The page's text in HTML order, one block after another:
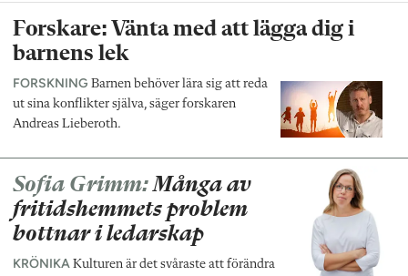
Forskare: Vänta med att lägga dig i
barnens lek
FORSKNING Barnen behöver lära sig att reda
ut sina konflikter själva, säger forskaren
Andreas Lieberoth.
Sofia Grimm:Många av
fritidshemmets problem
bottnar i ledarskap
KRÖNIKA Kulturen är det svåraste att förändra